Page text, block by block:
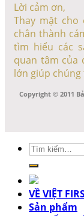
Lời cảm ơn,
Thay mặt cho
chân thành
tìm hiểu các
quan tâm của
lớn giúp
Copyright © 2011
Tìm
kiếm:
VỀ VIỆT
Sản phẩm